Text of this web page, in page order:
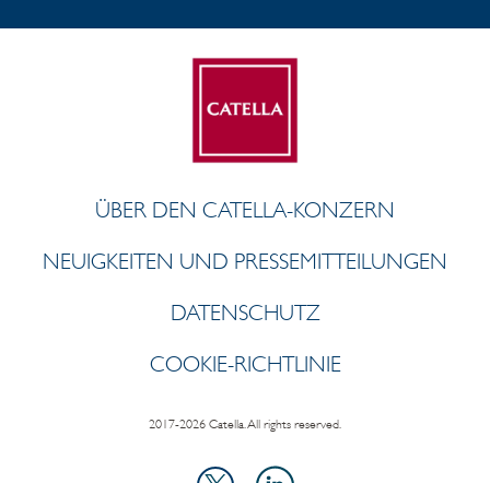
ÜBER DEN CATELLA-KONZERN
NEUIGKEITEN UND PRESSEMITTEILUNGEN
DATENSCHUTZ
COOKIE-RICHTLINIE
2017-2026 Catella. All rights reserved.
LinkedIn